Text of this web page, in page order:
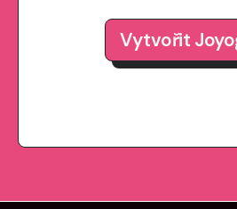
Vytvořit